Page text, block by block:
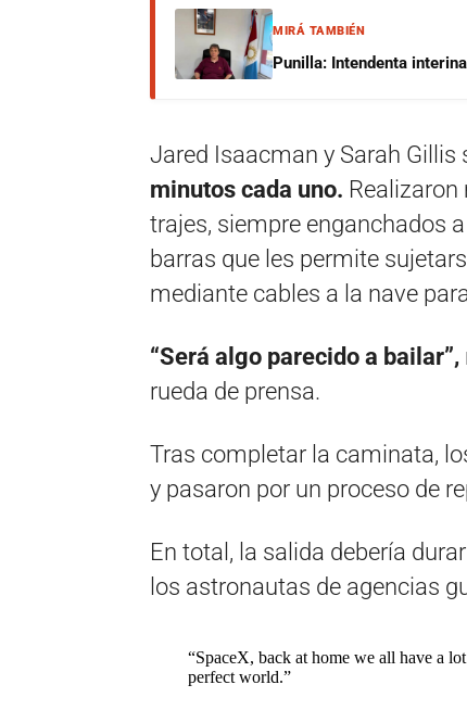
MIRÁ TAMBIÉN
Punilla: Intendenta
Jared Isaacman y Sarah Gillis
minutos cada uno.
trajes, siempre enganchados
barras que les permite
mediante cables a la nave
“Será algo parecido a bailar”,
rueda de prensa.
Tras completar la caminata,
y pasaron por un proceso de
En total, la salida debería
los astronautas de agencias
“SpaceX, back at home we all have a
perfect world.”